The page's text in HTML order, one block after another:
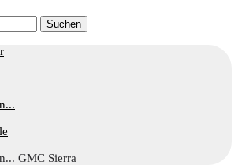
GMC Sierra